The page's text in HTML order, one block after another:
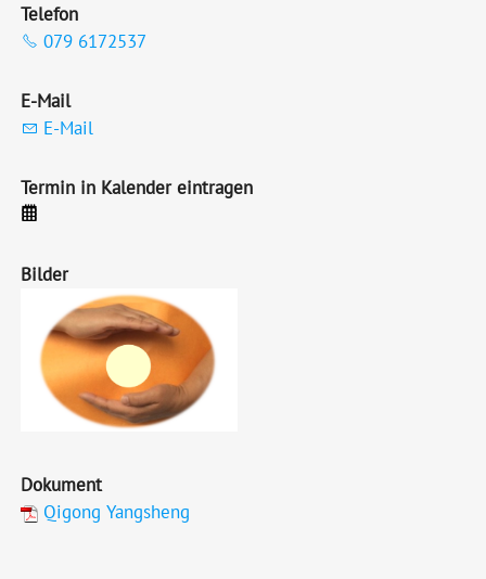
Telefon
079 6172537
E-Mail
E-Mail
Termin in Kalender eintragen
Bilder
Dokument
Qigong Yangsheng